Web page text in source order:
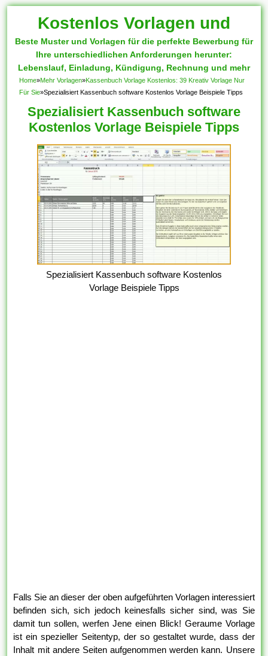
Kostenlos Vorlagen und
Muster
Beste Muster und Vorlagen für die perfekte Bewerbung für
Ihre unterschiedlichen Anforderungen herunter:
Lebenslauf, Einladung, Kündigung, Rechnung und mehr
Home»Mehr Vorlagen»Kassenbuch Vorlage Kostenlos: 39 Kreativ Vorlage Nur
Für Sie»Spezialisiert Kassenbuch software Kostenlos Vorlage Beispiele Tipps
Spezialisiert Kassenbuch software
Kostenlos Vorlage Beispiele Tipps
Spezialisiert Kassenbuch software Kostenlos
Vorlage Beispiele Tipps
Falls Sie an dieser der oben aufgeführten Vorlagen interessiert
befinden sich, sich jedoch keinesfalls sicher sind, was Sie
damit tun sollen, werfen Jene einen Blick! Geraume Vorlage
ist ein spezieller Seitentyp, der so gestaltet wurde, dass der
Inhalt mit andere Seiten aufgenommen werden kann. Unsere